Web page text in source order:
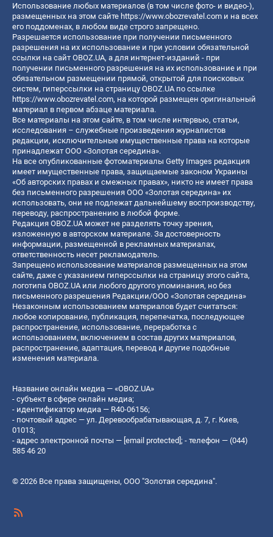
Использование любых материалов (в том числе фото- и видео-),
размещенных на этом сайте https://www.obozrevatel.com и на всех
его поддоменах, в любом виде строго запрещено.
Разрешается использование при получении письменного
разрешения на их использование и при условии обязательной
ссылки на сайт OBOZ.UA, а для интернет-изданий - при
получении письменного разрешения на их использование и при
обязательном размещении прямой, открытой для поисковых
систем, гиперссылки на страницу OBOZ.UA по ссылке
https://www.obozrevatel.com, на которой размещен оригинальный
материал в первом абзаце материала.
Все материалы на этом сайте, в том числе интервью, статьи,
исследования – служебные произведения журналистов
редакции, исключительные имущественные права на которые
принадлежат ООО «Золотая середина».
На все опубликованные фотоматериалы Getty Images редакция
имеет имущественные права, защищаемые законом Украины
«Об авторских правах и смежных правах», никто не имеет права
без письменного разрешения ООО «Золотая середина» их
использовать, они не подлежат дальнейшему воспроизводству,
переводу, распространению в любой форме.
Редакция OBOZ.UA может не разделять точку зрения,
изложенную в авторском материале. За достоверность
информации, размещенной в рекламных материалах,
ответственность несет рекламодатель.
Запрещено использование материалов размещенных на этом
сайте, даже с указанием гиперссылки на страницу этого сайта,
логотипа OBOZ.UA или любого другого упоминания, но без
письменного разрешения Редакции/ООО «Золотая середина»
Незаконным использованием материалов будет считаться:
любое копирование, публикация, перепечатка, последующее
распространение, использование, переработка с
использованием, включением в состав других материалов,
распространение, адаптация, перевод и другие подобные
изменения материала.
Название онлайн медиа — «OBOZ.UA»
- субъект в сфере онлайн медиа;
- идентификатор медиа — R40-06156;
- почтовый адрес — ул. Деревообрабатывающая, д. 7, г. Киев,
01013;
- адрес электронной почты — [email protected]; - телефон — (044)
585 46 20
© 2026 Все права защищены, ООО "Золотая середина".